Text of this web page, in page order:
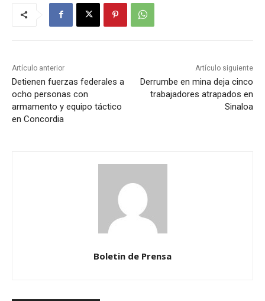
Artículo anterior
Detienen fuerzas federales a
ocho personas con
armamento y equipo táctico
en Concordia
Artículo siguiente
Derrumbe en mina deja cinco
trabajadores atrapados en
Sinaloa
Boletin de Prensa